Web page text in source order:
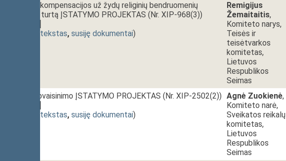
Geros valios kompensacijos už žydų religinių bendruomenių
nekilnojamąjį turtą ĮSTATYMO PROJEKTAS (Nr. XIP-968(3))
dokumento tekstas, susiję dokumentai)
Remigijus
Žemaitaitis,
Komiteto narys,
Teisės ir
teisėtvarkos
komitetas,
Lietuvos
Respublikos
Seimas
Pagalbinio apvaisinimo ĮSTATYMO PROJEKTAS (Nr. XIP-2502(2))
dokumento tekstas, susiję dokumentai)
Agnė Zuokienė,
Komiteto narė,
Sveikatos reikalų
komitetas,
Lietuvos
Respublikos
Seimas